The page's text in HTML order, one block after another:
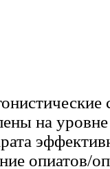
на
опиатов/